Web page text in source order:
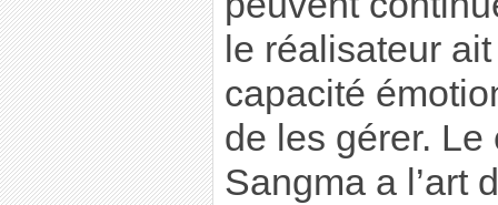
le réalisateur
capacité
de les gérer.
Sangma a l’art